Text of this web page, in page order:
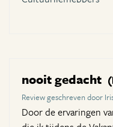
nooit gedacht
Review geschreven door
Door de ervaringen